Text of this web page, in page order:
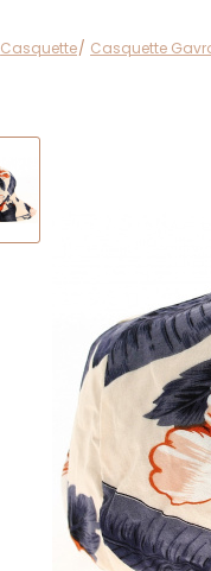
Casquette Casquette